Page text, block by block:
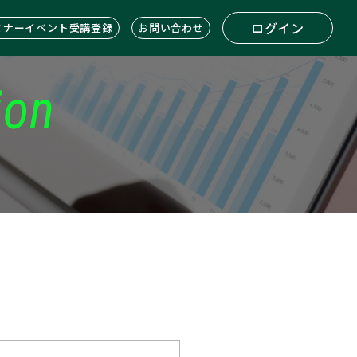
ナーイベント受講登録 お問い合わせ ログイン